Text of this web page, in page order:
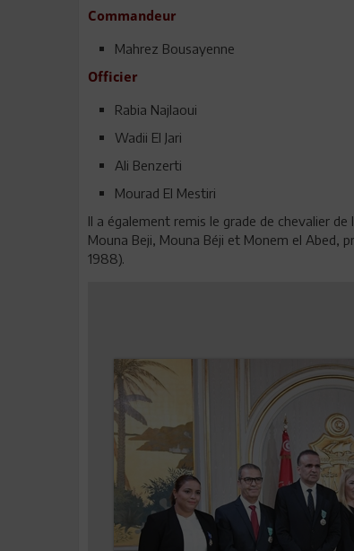
Commandeur
Mahrez Bousayenne
Officier
Rabia Najlaoui
Wadii El Jari
Ali Benzerti
Mourad El Mestiri
Il a également remis le grade de chevalier
Mouna Beji, Mouna Béji et Monem el Abed,
1988).